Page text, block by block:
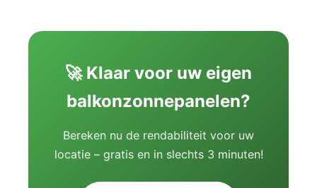
🚀 Klaar voor uw eigen
balkonzonnepanelen?
Bereken nu de rendabiliteit voor uw
locatie – gratis en in slechts 3 minuten!